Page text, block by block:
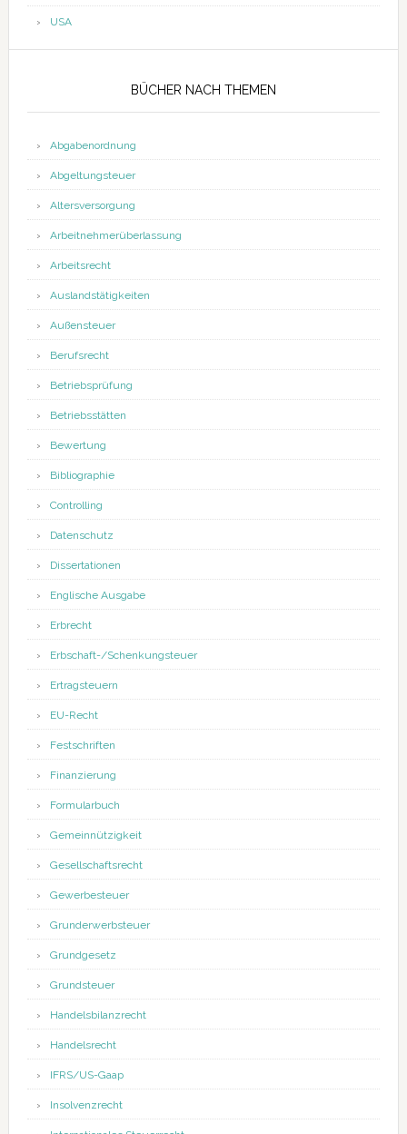
USA
BÜCHER NACH THEMEN
Abgabenordnung
Abgeltungsteuer
Altersversorgung
Arbeitnehmerüberlassung
Arbeitsrecht
Auslandstätigkeiten
Außensteuer
Berufsrecht
Betriebsprüfung
Betriebsstätten
Bewertung
Bibliographie
Controlling
Datenschutz
Dissertationen
Englische Ausgabe
Erbrecht
Erbschaft-/Schenkungsteuer
Ertragsteuern
EU-Recht
Festschriften
Finanzierung
Formularbuch
Gemeinnützigkeit
Gesellschaftsrecht
Gewerbesteuer
Grunderwerbsteuer
Grundgesetz
Grundsteuer
Handelsbilanzrecht
Handelsrecht
IFRS/US-Gaap
Insolvenzrecht